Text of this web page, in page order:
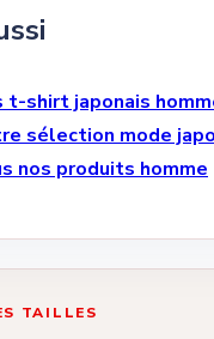
t-shirt japonais
sélection mode
nos produits homme
TAILLES